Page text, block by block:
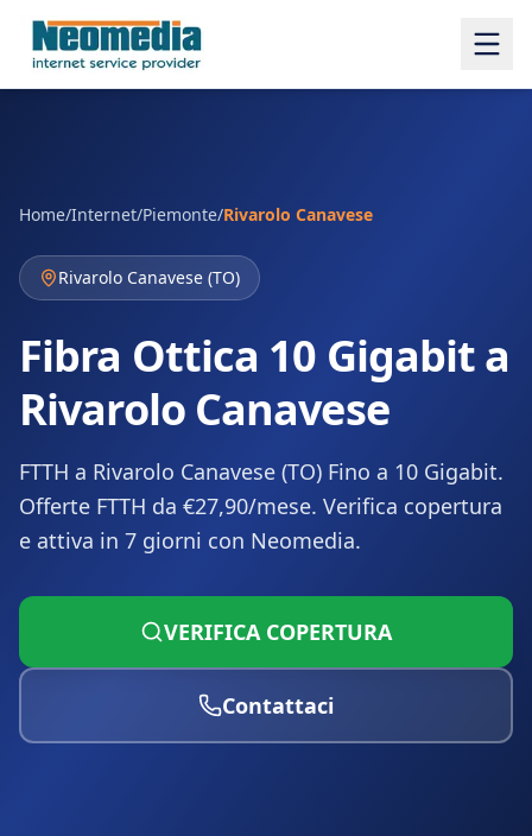
Home/Internet/Piemonte/Rivarolo Canavese
Rivarolo Canavese (TO)
Fibra Ottica 10 Gigabit a
Rivarolo Canavese
FTTH a Rivarolo Canavese (TO) Fino a 10 Gigabit.
Offerte FTTH da €27,90/mese. Verifica copertura
e attiva in 7 giorni con Neomedia.
VERIFICA COPERTURA
Contattaci